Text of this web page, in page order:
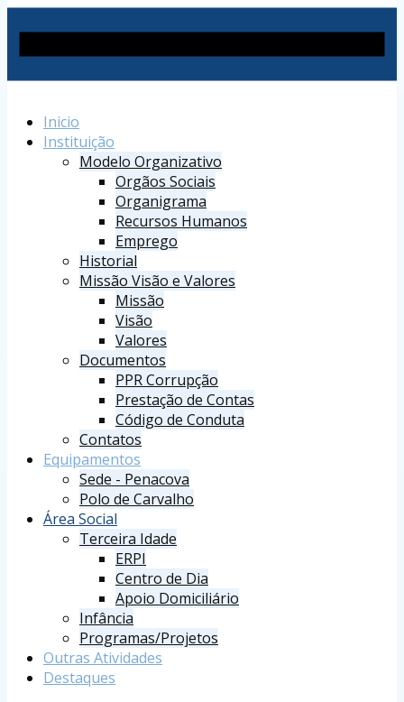
Inicio
Instituição
Modelo Organizativo
Orgãos Sociais
Organigrama
Recursos Humanos
Emprego
Historial
Missão Visão e Valores
Missão
Visão
Valores
Documentos
PPR Corrupção
Prestação de Contas
Código de Conduta
Contatos
Equipamentos
Sede - Penacova
Polo de Carvalho
Área Social
Terceira Idade
ERPI
Centro de Dia
Apoio Domiciliário
Infância
Programas/Projetos
Outras Atividades
Destaques